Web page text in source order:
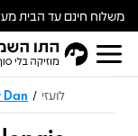
ש״ח
לועזי /
Dan